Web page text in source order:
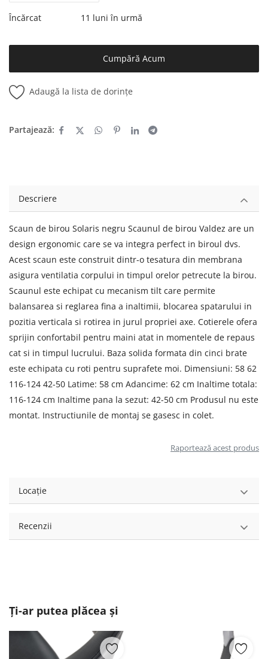
Încărcat 11 luni în urmă
Cumpără Acum
Adaugă la lista de dorințe
Partajează:
Descriere
Scaun de birou Solaris negru Scaunul de birou Valdez are un
design ergonomic care se va integra perfect in biroul dvs.
Acest scaun este construit dintr-o tesatura din membrana
asigura ventilatia corpului in timpul orelor petrecute la birou.
Scaunul este echipat cu mecanism tilt care permite
balansarea si reglarea fina a inaltimii, blocarea spatarului in
pozitia verticala si rotirea in jurul propriei axe. Cotierele ofera
sprijin confortabil pentru maini atat in momentele de repaus
cat si in timpul lucrului. Baza solida formata din cinci brate
este echipata cu roti pentru suprafete moi. Dimensiuni: 58 62
116-124 42-50 Latime: 58 cm Adancime: 62 cm Inaltime totala:
116-124 cm Inaltime pana la sezut: 42-50 cm Produsul nu este
montat. Instructiunile de montaj se gasesc in colet.
Raportează acest produs
Locație
Recenzii
Ți-ar putea plăcea și